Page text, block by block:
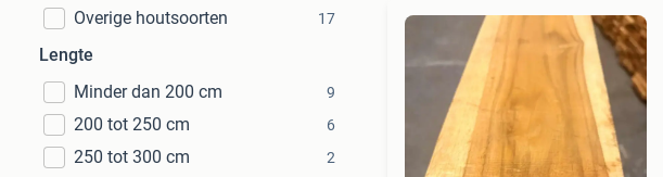
Overige houtsoorten 17
Lengte
Minder dan 200 cm
9
200 tot 250 cm 6
250 tot 300 cm 2